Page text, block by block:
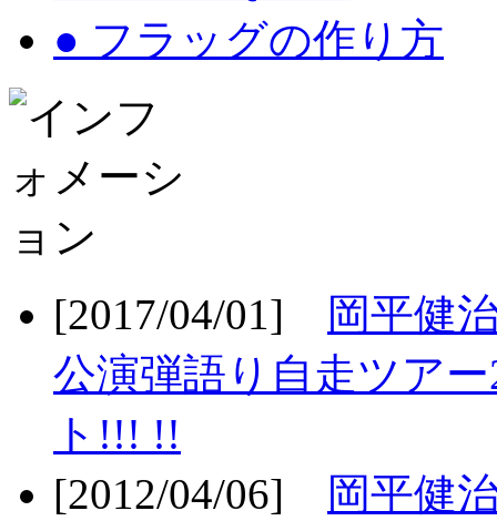
● フラッグの作り方
[2017/04/01]
岡平健
公演弾語り自走ツア
ト!!! !!
[2012/04/06]
岡平健